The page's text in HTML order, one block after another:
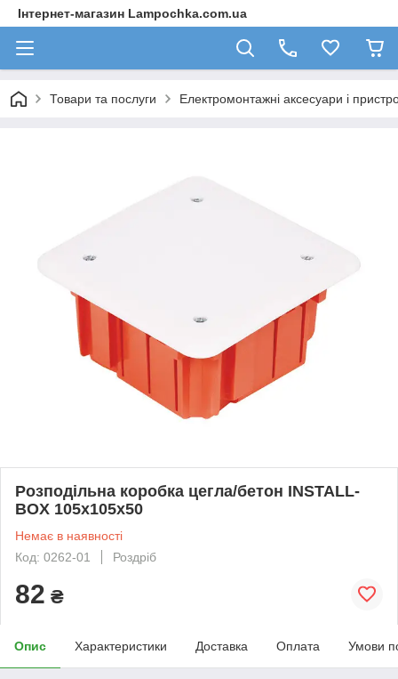
Інтернет-магазин Lampochka.com.ua
Товари та послуги Електромонтажні аксесуари і
Розподільна коробка цегла/бетон INSTALL-
BOX 105х105х50
Немає в наявності
Код: 0262-01
Роздріб
82 ₴
Опис Характеристики Доставка Оплата Умови